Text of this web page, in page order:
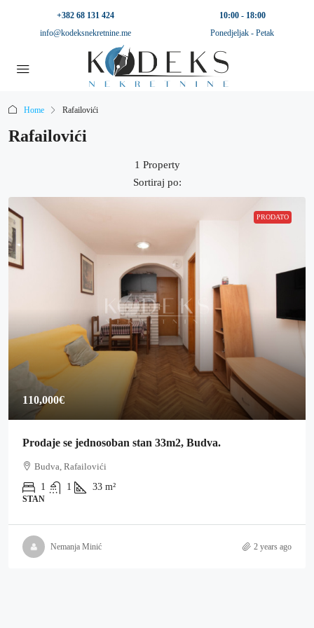
+382 68 131 424
info@kodeksnekretnine.me
10:00 - 18:00
Ponedjeljak - Petak
Home Rafailovići
Rafailovići
1 Property
Sortiraj po:
PRODATO
110,000€
Prodaje se jednosoban stan 33m2, Budva.
Budva, Rafailovići
1
1 33 m²
STAN
Nemanja Minić 2 years ago